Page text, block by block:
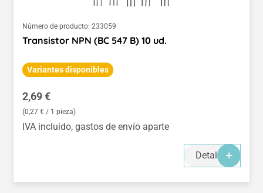
Número de producto: 233059
Transistor NPN (BC 547 B) 10 ud.
Variantes disponibles
Precio normal:
2,69 €
(0,27 € / 1 pieza)
IVA incluido, gastos de envío aparte
Detalles